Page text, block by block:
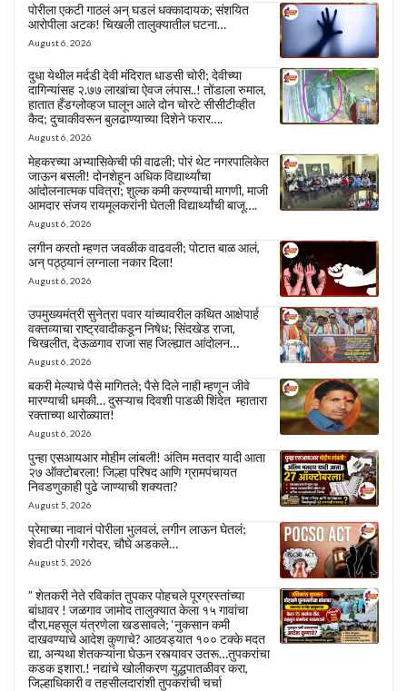
पोरीला एकटी गाठलं अन् घडलं धक्कादायक; संशयित
आरोपीला अटक! चिखली तालुक्यातील घटना…
August 6, 2026
दुधा येथील मर्दडी देवी मंदिरात धाडसी चोरी; देवीच्या
दागिन्यांसह २.७७ लाखांचा ऐवज लंपास..! तोंडाला रुमाल,
हातात हँडग्लोव्हज घालून आले दोन चोरटे सीसीटीव्हीत
कैद; दुचाकीवरून बुलढाण्याच्या दिशेने फरार….
August 6, 2026
मेहकरच्या अभ्यासिकेची फी वाढली; पोरं थेट नगरपालिकेत
जाऊन बसली! दोनशेहून अधिक विद्यार्थ्यांचा
आंदोलनात्मक पवित्रा; शुल्क कमी करण्याची मागणी, माजी
आमदार संजय रायमूलकरांनी घेतली विद्यार्थ्यांची बाजू….
August 6, 2026
लगीन करतो म्हणत जवळीक वाढवली; पोटात बाळ आलं,
अन् पठ्ठ्यानं लग्नाला नकार दिला!
August 6, 2026
उपमुख्यमंत्री सुनेत्रा पवार यांच्यावरील कथित आक्षेपार्ह
वक्तव्याचा राष्ट्रवादीकडून निषेध; सिंदखेड राजा,
चिखलीत, देऊळगाव राजा सह जिल्ह्यात आंदोलन…
August 6, 2026
बकरी मेल्याचे पैसे मागितले; पैसे दिले नाही म्हणून जीवे
मारण्याची धमकी… दुसऱ्याच दिवशी पाडळी शिंदेत म्हातारा
रक्ताच्या थारोळ्यात!
August 6, 2026
पुन्हा एसआयआर मोहीम लांबली! अंतिम मतदार यादी आता
२७ ऑक्टोबरला! जिल्हा परिषद आणि ग्रामपंचायत
निवडणुकाही पुढे जाण्याची शक्यता?
August 5, 2026
प्रेमाच्या नावानं पोरीला भुलवलं, लगीन लाऊन घेतलं;
शेवटी पोरगी गरोदर, चौघे अडकले…
August 5, 2026
” शेतकरी नेते रविकांत तुपकर पोहचले पूरग्रस्तांच्या
बांधावर ! जळगाव जामोद तालुक्यात केला १५ गावांचा
दौरा,महसूल यंत्रणेला खडसावले; ‘नुकसान कमी
दाखवण्याचे आदेश कुणाचे? आठवड्यात १०० टक्के मदत
द्या, अन्यथा शेतकऱ्यांना घेऊन रस्त्यावर उतरू…तुपकरांचा
कडक इशारा.! नद्यांचे खोलीकरण युद्धपातळीवर करा,
जिल्हाधिकारी व तहसीलदारांशी तुपकरांची चर्चा